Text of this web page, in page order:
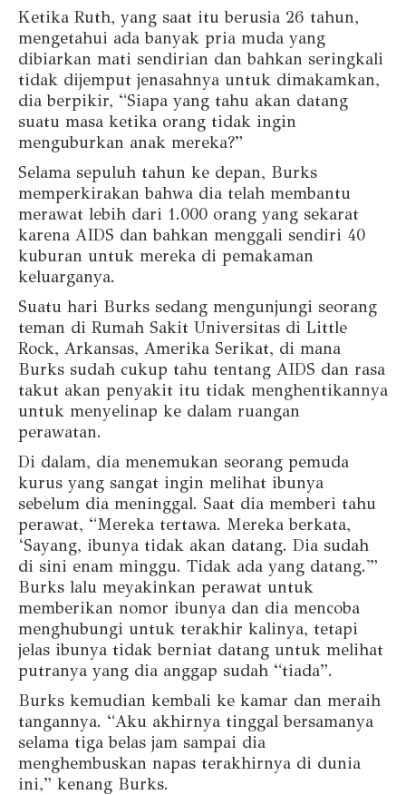
Ketika Ruth, yang saat itu berusia 26 tahun,
mengetahui ada banyak pria muda yang
dibiarkan mati sendirian dan bahkan seringkali
tidak dijemput jenasahnya untuk dimakamkan,
dia berpikir, “Siapa yang tahu akan datang
suatu masa ketika orang tidak ingin
menguburkan anak mereka?”
Selama sepuluh tahun ke depan, Burks
memperkirakan bahwa dia telah membantu
merawat lebih dari 1.000 orang yang sekarat
karena AIDS dan bahkan menggali sendiri 40
kuburan untuk mereka di pemakaman
keluarganya.
Suatu hari Burks sedang mengunjungi seorang
teman di Rumah Sakit Universitas di Little
Rock, Arkansas, Amerika Serikat, di mana
Burks sudah cukup tahu tentang AIDS dan rasa
takut akan penyakit itu tidak menghentikannya
untuk menyelinap ke dalam ruangan
perawatan.
Di dalam, dia menemukan seorang pemuda
kurus yang sangat ingin melihat ibunya
sebelum dia meninggal. Saat dia memberi tahu
perawat, “Mereka tertawa. Mereka berkata,
‘Sayang, ibunya tidak akan datang. Dia sudah
di sini enam minggu. Tidak ada yang datang.'”
Burks lalu meyakinkan perawat untuk
memberikan nomor ibunya dan dia mencoba
menghubungi untuk terakhir kalinya, tetapi
jelas ibunya tidak berniat datang untuk melihat
putranya yang dia anggap sudah “tiada”.
Burks kemudian kembali ke kamar dan meraih
tangannya. “Aku akhirnya tinggal bersamanya
selama tiga belas jam sampai dia
menghembuskan napas terakhirnya di dunia
ini,” kenang Burks.